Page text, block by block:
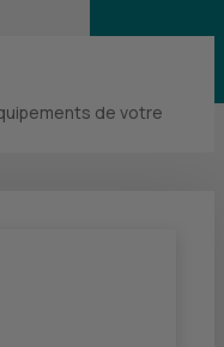
de votre